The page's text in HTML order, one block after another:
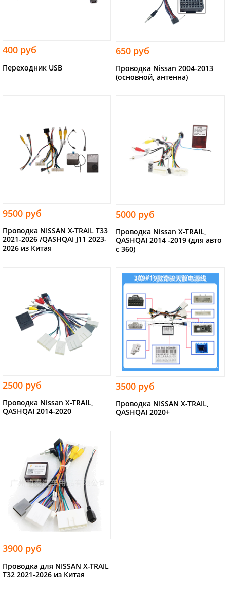
400 руб
Переходник USB
650 руб
Проводка Nissan 2004-2013
(основной, антенна)
9500 руб
Проводка NISSAN X-TRAIL T33
2021-2026 /QASHQAI J11 2023-
2026 из Китая
5000 руб
Проводка Nissan X-TRAIL,
QASHQAI 2014 -2019 (для авто
с 360)
2500 руб
Проводка Nissan X-TRAIL,
QASHQAI 2014-2020
3500 руб
Проводка NISSAN X-TRAIL,
QASHQAI 2020+
3900 руб
Проводка для NISSAN X-TRAIL
T32 2021-2026 из Китая